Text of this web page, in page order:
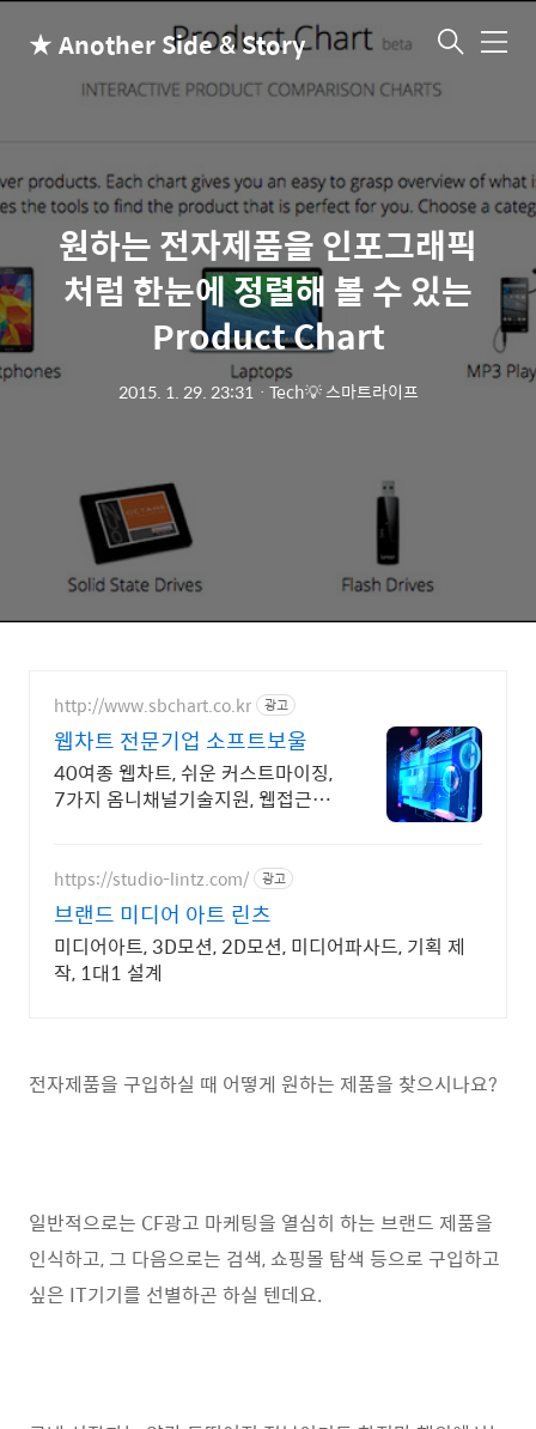
★ Another Side & Story 메
원하는 전자제품을 인포그래픽
처럼 한눈에 정렬해 볼 수 있는
Product Chart
2015. 1. 29. 23:31ㆍ Tech💡 스마트라이프
http://www.sbchart.co.kr 광고
웹차트 전문기업 소프트보울
40여종 웹차트, 쉬운 커스트마이징,
7가지 옴니채널기술지원, 웹접근성
https://studio-lintz.com/ 광고
브랜드 미디어 아트 린츠
미디어아트, 3D모션, 2D모션, 미디어파사드, 기획 제
작, 1대1 설계
전자제품을 구입하실 때 어떻게 원하는 제품을 찾으시나요?
일반적으로는 CF광고 마케팅을 열심히 하는 브랜드 제품을
인식하고, 그 다음으로는 검색, 쇼핑몰 탐색 등으로 구입하고
싶은 IT기기를 선별하곤 하실 텐데요.